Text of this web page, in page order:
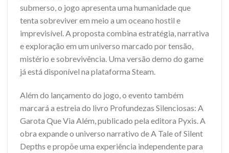
submerso, o jogo apresenta uma humanidade que
tenta sobreviver em meio a um oceano hostil e
imprevisível. A proposta combina estratégia, narrativa
e exploração em um universo marcado por tensão,
mistério e sobrevivência. Uma versão demo do game
já está disponível na plataforma Steam.
Além do lançamento do jogo, o evento também
marcará a estreia do livro Profundezas Silenciosas: A
Garota Que Via Além, publicado pela editora Pyxis. A
obra expande o universo narrativo de A Tale of Silent
Depths e propõe uma experiência independente para